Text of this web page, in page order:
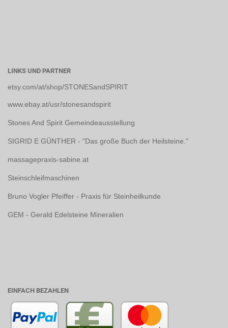
LINKS UND PARTNER
etsy.com/at/shop/STONESandSPIRIT
www.ebay.at/usr/stonesandspirit
Stones And Spirit Gemeindeausstellung
SIGRID E GÜNTHER - "Das große Buch der Heilsteine."
massagepraxis-sabine.at
Steinschleifmaschinen
Bruno Vogler Pfeiffer - Praxis für Steinheilkunde
GEM - Gerald Edelsteine Mineralien
EINFACH BEZAHLEN